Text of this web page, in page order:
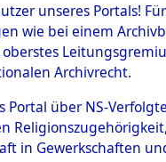
Verstorbenen.
0002 (84608215)
unseres Portals!
wie bei einem
Archivrecht.
Portal über NS-
in Gewerkschaften